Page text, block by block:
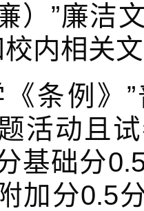
）”廉洁
内相关
《条例》
活动且
基础分
加分0.5